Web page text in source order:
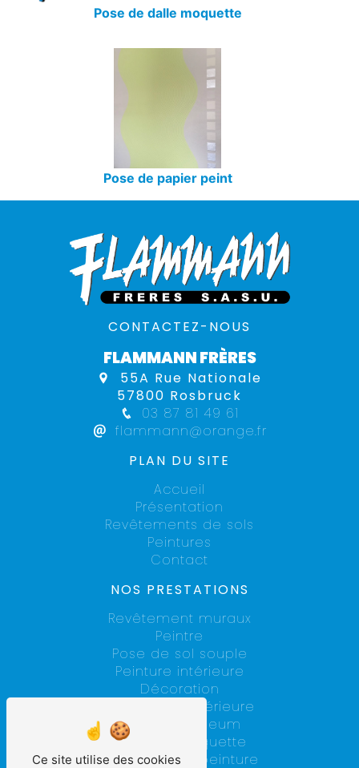
Pose de dalle moquette
Pose de papier peint
CONTACTEZ-NOUS
FLAMMANN FRÈRES
55A Rue Nationale
57800 Rosbruck
03 87 81 49 61
flammann@orange.fr
PLAN DU SITE
Accueil
Présentation
Revêtements de sols
Contact
Peintures
NOS PRESTATIONS
Pose de linoleum
Revêtement muraux
Peintre
Peinture intérieure
Décoration
Rénovation intérieure
Pose de sol souple
Pose de moquette
Entreprise de peinture
Ce site utilise des cookies